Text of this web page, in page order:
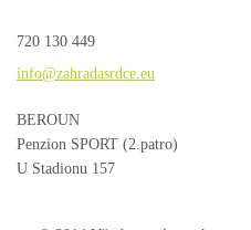
720 130 449
info@zahradasrdce.eu
BEROUN
Penzion SPORT (2.patro)
U Stadionu 157